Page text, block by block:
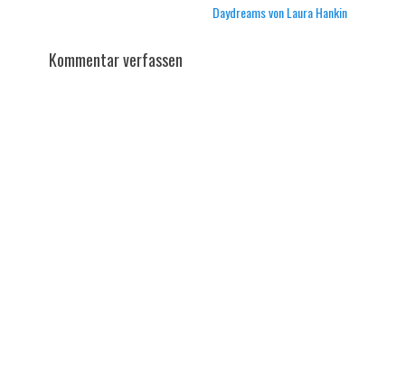
Daydreams von Laura Hankin
Kommentar verfassen